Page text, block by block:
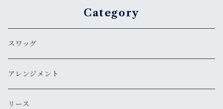
Category
スワッグ
アレンジメント
リース